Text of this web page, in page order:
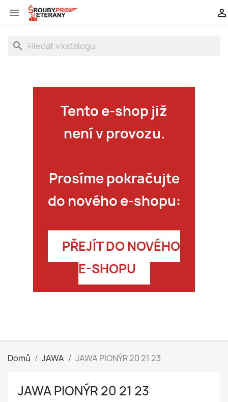
 
search
Tento e-shop již
není v provozu.
Prosíme pokračujte
do nového e-shopu:
PŘEJÍT DO NOVÉHO
E-SHOPU
Domů JAWA JAWA PIONÝR 20 21 23
JAWA PIONÝR 20 21 23